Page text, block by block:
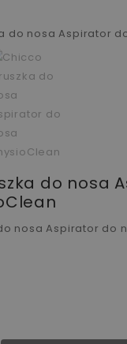
do nosa
nosa Aspirator do